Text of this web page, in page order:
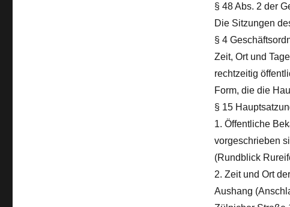
§ 48 Abs. 2 der
Die Sitzungen
§ 4
Zeit, Ort und
rechtzeitig
Form, die die
§ 15
1. Öffentliche
vorgeschrieben
(Rundblick
2. Zeit und Ort
Aushang